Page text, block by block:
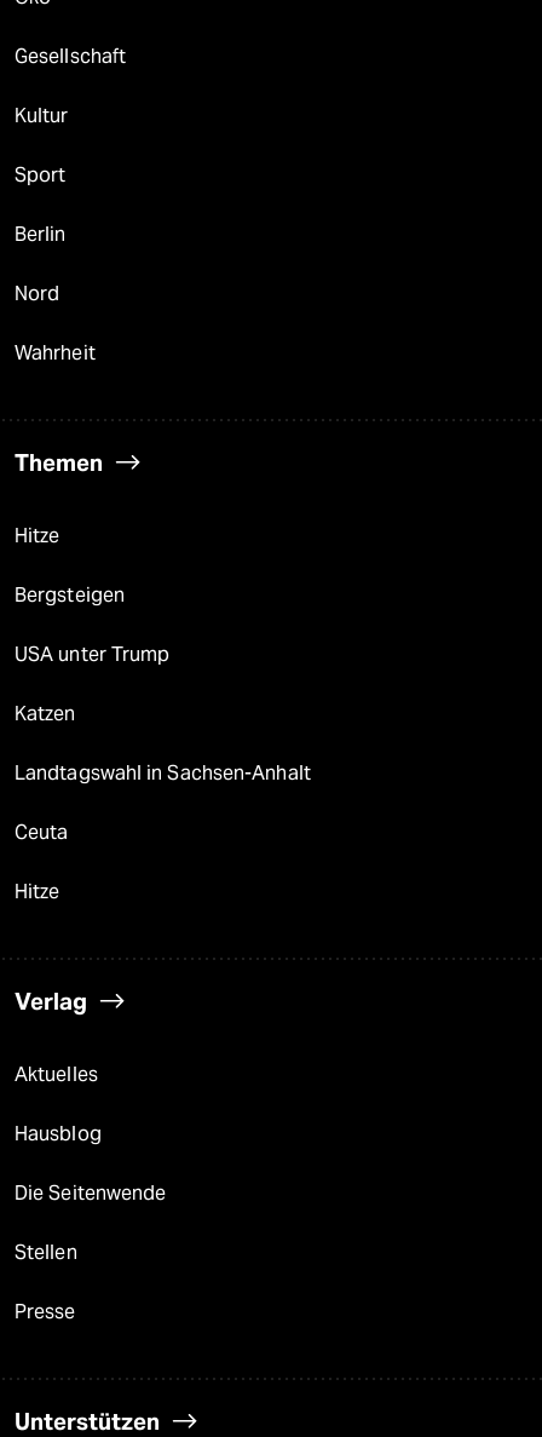
Gesellschaft
Kultur
Sport
Berlin
Nord
Wahrheit
Themen
Hitze
Bergsteigen
USA unter Trump
Katzen
Landtagswahl in Sachsen-Anhalt
Ceuta
Hitze
Verlag
Aktuelles
Hausblog
Die Seitenwende
Stellen
Presse
Unterstützen